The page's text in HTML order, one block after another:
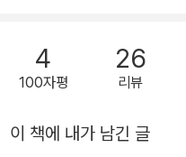
자란 어린이들을 위해 새롭
리를 기다려 온 장르의 애독
는 어린이도 재미있게 읽을
사위원 제도를 도입한 어린
4
100자평
26
리뷰
이 책에 내가 남긴 글